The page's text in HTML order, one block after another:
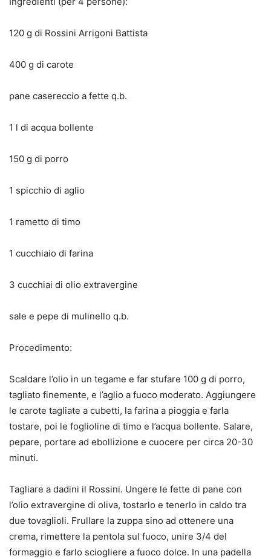
120 g di Rossini Arrigoni Battista
400 g di carote
pane casereccio a fette q.b.
1 l di acqua bollente
150 g di porro
1 spicchio di aglio
1 rametto di timo
1 cucchiaio di farina
3 cucchiai di olio extravergine
sale e pepe di mulinello q.b.
Procedimento:
Scaldare l’olio in un tegame e far stufare 100 g di porro,
tagliato finemente, e l’aglio a fuoco moderato. Aggiungere
le carote tagliate a cubetti, la farina a pioggia e farla
tostare, poi le foglioline di timo e l’acqua bollente. Salare,
pepare, portare ad ebollizione e cuocere per circa 20-30
minuti.
Tagliare a dadini il Rossini. Ungere le fette di pane con
l’olio extravergine di oliva, tostarlo e tenerlo in caldo tra
due tovaglioli. Frullare la zuppa sino ad ottenere una
crema, rimettere la pentola sul fuoco, unire 3/4 del
formaggio e farlo sciogliere a fuoco dolce. In una padella